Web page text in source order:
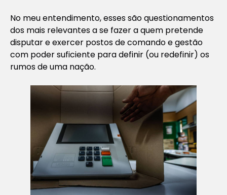
No meu entendimento, esses são questionamentos
dos mais relevantes a se fazer a quem pretende
disputar e exercer postos de comando e gestão
com poder suficiente para definir (ou redefinir) os
rumos de uma nação.